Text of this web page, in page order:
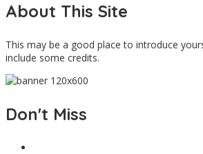
About This Site
This may be a good place to introduce
include some credits.
Don't Miss